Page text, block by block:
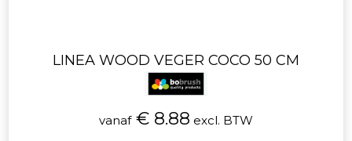
LINEA WOOD VEGER COCO 50 CM
vanaf€ 8.88 excl. BTW